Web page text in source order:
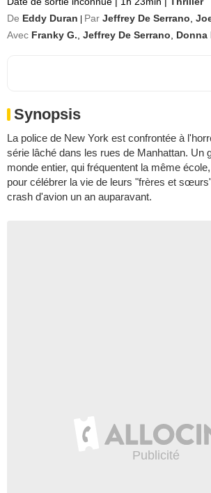
De Eddy Duran Par Jeffrey De Serrano
Avec Franky G. Jeffrey De Serrano Donna
Synopsis
La police de New York est confrontée à
série lâché dans les rues de Manhattan. Un
monde entier, qui fréquentent la même
pour célébrer la vie de leurs "frères et
crash d'avion un an auparavant.